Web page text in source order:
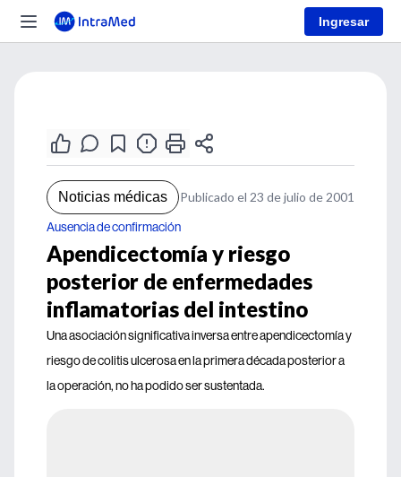
Ingresar
Noticias médicas Publicado el 23 de julio de 2001
Ausencia de confirmación
Apendicectomía y riesgo
posterior de enfermedades
inflamatorias del intestino
Una asociación significativa inversa entre apendicectomía y
riesgo de colitis ulcerosa en la primera década posterior a
la operación, no ha podido ser sustentada.